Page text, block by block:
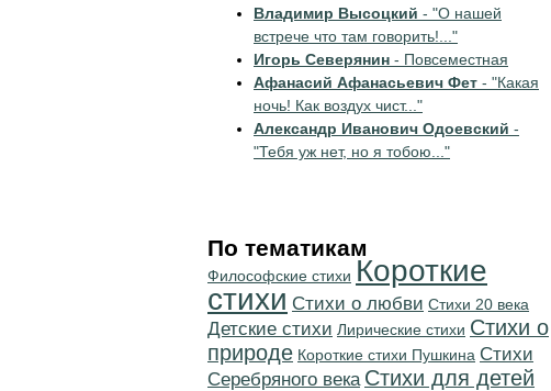
Владимир Высоцкий - "О нашей
встрече что там говорить!..."
Игорь Северянин - Повсеместная
Афанасий Афанасьевич Фет - "Какая
ночь! Как воздух чист..."
Александр Иванович Одоевский -
"Тебя уж нет, но я тобою..."
По тематикам
Философские стихи Короткие
стихи Стихи о любви Стихи 20 века
Детские стихи Лирические стихи Стихи о
природе Короткие стихи Пушкина Cтихи
Серебряного века Стихи для детей